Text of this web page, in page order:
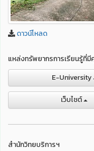
ดาวน์โหลด
แหล่งทรัพยากรการเรียนรู้
E-University
เว็บไชต์
สำนักวิทยบริการฯ